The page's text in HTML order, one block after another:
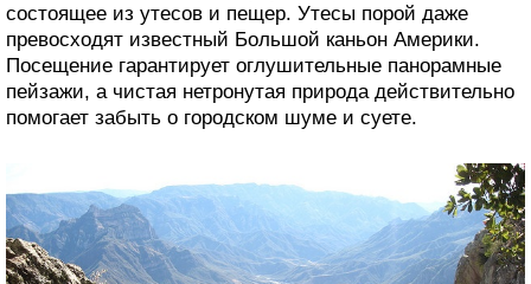
состоящее из утесов и пещер. Утесы порой даже
превосходят известный Большой каньон Америки.
Посещение гарантирует оглушительные панорамные
пейзажи, а чистая нетронутая природа действительно
помогает забыть о городском шуме и суете.